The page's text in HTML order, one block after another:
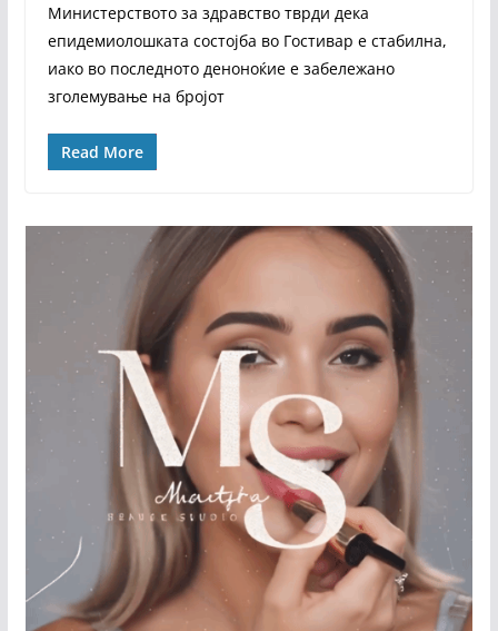
Министерството за здравство тврди дека
епидемиолошката состојба во Гостивар е стабилна,
иако во последното деноноќие е забележано
зголемување на бројот
Read More